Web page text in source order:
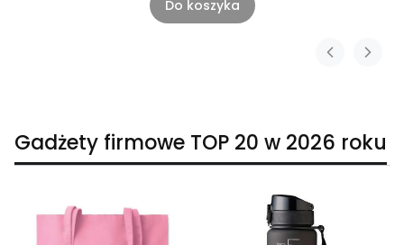
Do koszyka
Gadżety firmowe TOP 20 w 2026 roku